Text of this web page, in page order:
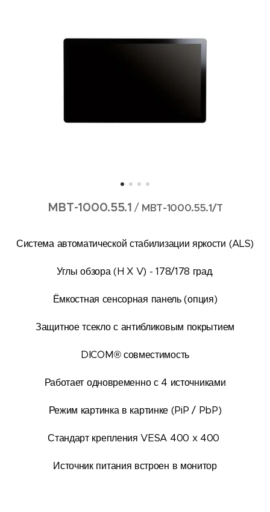
MBT-1000.55.1 / MBT-1000.55.1/T
Система автоматической стабилизации яркости (ALS)
Углы обзора (H X V) - 178/178 град.
Ёмкостная сенсорная панель (опция)
Защитное тсекло с антибликовым покрытием
DICOM® совместимость
Работает одновременно с 4 источниками
Режим картинка в картинке (PiP / PbP)
Стандарт крепления VESA 400 x 400
Источник питания встроен в монитор